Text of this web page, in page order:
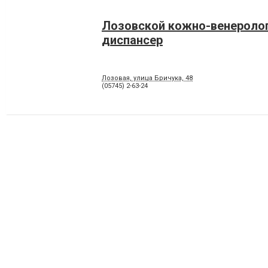
Лозовской кожно-
диспансер
Лозовая, улица Бричука, 48
(05745) 2-63-24